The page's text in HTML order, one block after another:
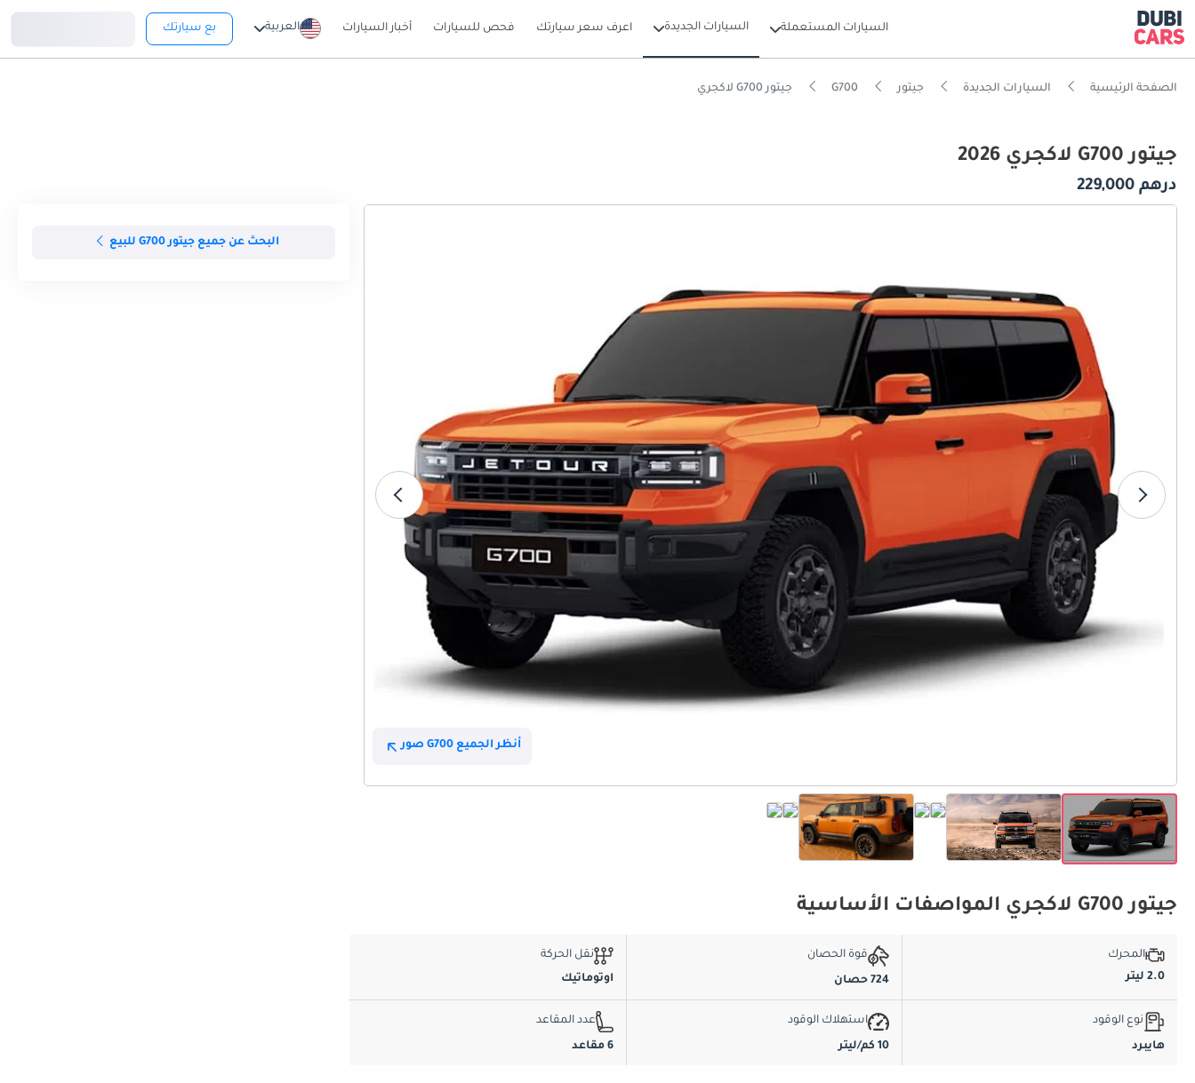
السيارات المستعملة السيارات الجديدة اعرف سعر سيارتك فحص للسيارات أخبار السيارات العربية بع سيارتك
الصفحة الرئيسية السيارات الجديدة جيتور G700 جيتور G700 لاكجري
جيتور G700 لاكجري 2026
درهم 229,000
أنظر الجميع G700 صور
البحث عن جميع جيتور G700 للبيع
جيتور G700 لاكجري المواصفات الأساسية
المحرك
2.0 ليتر
قوة الحصان
724 حصان
نقل الحركة
اوتوماتيك
نوع الوقود
هايبرد
استهلاك الوقود
10 كم/ليتر
عدد المقاعد
6 مقاعد